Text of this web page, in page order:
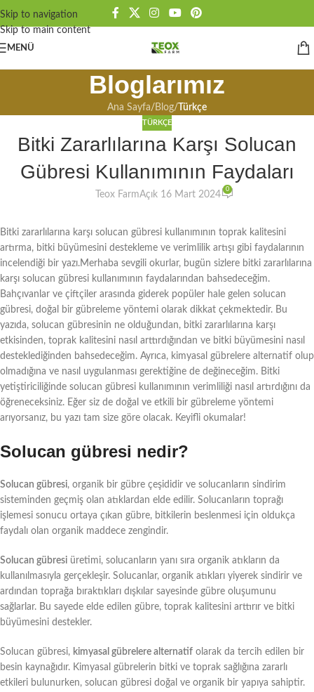
Skip to navigation
Skip to main content
MENÜ
Bloglarımız
Ana Sayfa/ Blog/ Türkçe
TÜRKÇE
Bitki Zararlılarına Karşı Solucan
Gübresi Kullanımının Faydaları
Teox FarmAçık 16 Mart 2024
0
Bitki zararlılarına karşı solucan gübresi kullanımının toprak kalitesini
artırma, bitki büyümesini destekleme ve verimlilik artışı gibi faydalarının
incelendiği bir yazı.Merhaba sevgili okurlar, bugün sizlere bitki zararlılarına
karşı solucan gübresi kullanımının faydalarından bahsedeceğim.
Bahçıvanlar ve çiftçiler arasında giderek popüler hale gelen solucan
gübresi, doğal bir gübreleme yöntemi olarak dikkat çekmektedir. Bu
yazıda, solucan gübresinin ne olduğundan, bitki zararlılarına karşı
etkisinden, toprak kalitesini nasıl arttırdığından ve bitki büyümesini nasıl
desteklediğinden bahsedeceğim. Ayrıca, kimyasal gübrelere alternatif olup
olmadığına ve nasıl uygulanması gerektiğine de değineceğim. Bitki
yetiştiriciliğinde solucan gübresi kullanımının verimliliği nasıl artırdığını da
öğreneceksiniz. Eğer siz de doğal ve etkili bir gübreleme yöntemi
arıyorsanız, bu yazı tam size göre olacak. Keyifli okumalar!
Solucan gübresi nedir?
Solucan gübresi, organik bir gübre çeşididir ve solucanların sindirim
sisteminden geçmiş olan atıklardan elde edilir. Solucanların toprağı
işlemesi sonucu ortaya çıkan gübre, bitkilerin beslenmesi için oldukça
faydalı olan organik maddece zengindir.
Solucan gübresi üretimi, solucanların yanı sıra organik atıkların da
kullanılmasıyla gerçekleşir. Solucanlar, organik atıkları yiyerek sindirir ve
ardından toprağa bıraktıkları dışkılar sayesinde gübre oluşumunu
sağlarlar. Bu sayede elde edilen gübre, toprak kalitesini arttırır ve bitki
büyümesini destekler.
Solucan gübresi, kimyasal gübrelere alternatif olarak da tercih edilen bir
besin kaynağıdır. Kimyasal gübrelerin bitki ve toprak sağlığına zararlı
etkileri bulunurken, solucan gübresi doğal ve organik bir yapıya sahiptir.